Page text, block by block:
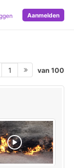
Aanmelden
1 van 100